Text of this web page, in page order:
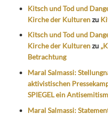
Kitsch und Tod und
Kirche der Kulturenzu
Kitsch und Tod und
Kirche der Kulturenzu
Betrachtung
Maral Salmassi:
aktivistischen
SPIEGEL ein
Maral Salmassi: